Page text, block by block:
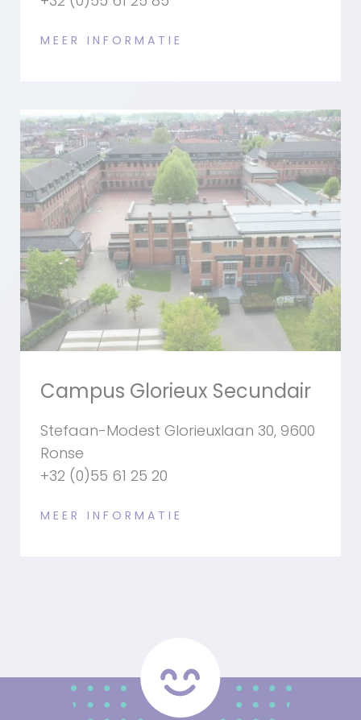
MEER INFORMATIE
Campus Glorieux Secundair
Stefaan-Modest Glorieuxlaan 30, 9600
Ronse
+32 (0)55 61 25 20
MEER INFORMATIE